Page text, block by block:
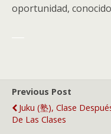
oportunidad,
Previous Post
Juku (塾), Clase
De Las Clases